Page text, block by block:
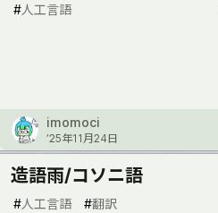
#人工言語
imomoci
’25年11月24日
造語雨/コソニ語
#人工言語 #翻訳